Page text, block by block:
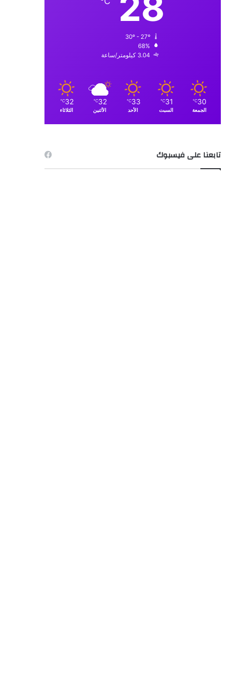
68%
3.04 كيلومتر/ساعة
30
℃
الجمعة
31
℃
السبت
33
℃
الأحد
32
℃
الأثنين
32
℃
الثلاثاء
تابعنا على فيسبوك